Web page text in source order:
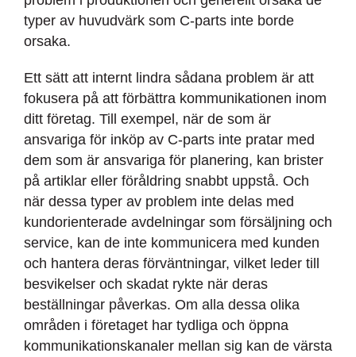
typer av huvudvärk som C-parts inte borde
orsaka.
Ett sätt att internt lindra sådana problem är att
fokusera på att förbättra kommunikationen inom
ditt företag. Till exempel, när de som är
ansvariga för inköp av C-parts inte pratar med
dem som är ansvariga för planering, kan brister
på artiklar eller föråldring snabbt uppstå. Och
när dessa typer av problem inte delas med
kundorienterade avdelningar som försäljning och
service, kan de inte kommunicera med kunden
och hantera deras förväntningar, vilket leder till
besvikelser och skadat rykte när deras
beställningar påverkas. Om alla dessa olika
områden i företaget har tydliga och öppna
kommunikationskanaler mellan sig kan de värsta